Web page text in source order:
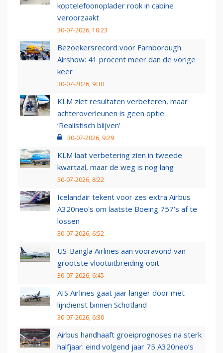
koptelefoonoplader rook in cabine
veroorzaakt
30-07-2026, 10:23
Bezoekersrecord voor Farnborough
Airshow: 41 procent meer dan de vorige
keer
30-07-2026, 9:30
KLM ziet resultaten verbeteren, maar
achteroverleunen is geen optie:
‘Realistisch blijven’
30-07-2026, 9:29
KLM laat verbetering zien in tweede
kwartaal, maar de weg is nog lang
30-07-2026, 8:22
Icelandair tekent voor zes extra Airbus
A320neo's om laatste Boeing 757's af te
lossen
30-07-2026, 6:52
US-Bangla Airlines aan vooravond van
grootste vlootuitbreiding ooit
30-07-2026, 6:45
AIS Airlines gaat jaar langer door met
lijndienst binnen Schotland
30-07-2026, 6:30
Airbus handhaaft groeiprognoses na sterk
halfjaar: eind volgend jaar 75 A320neo’s